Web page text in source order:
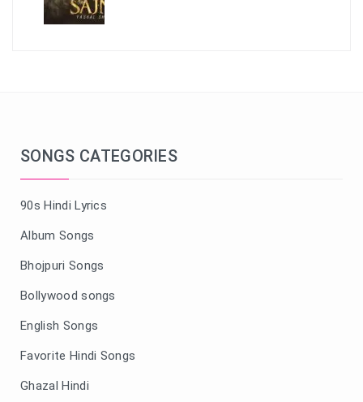
SONGS CATEGORIES
90s Hindi Lyrics
Album Songs
Bhojpuri Songs
Bollywood songs
English Songs
Favorite Hindi Songs
Ghazal Hindi